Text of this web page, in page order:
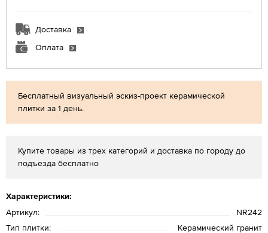
Бесплатный визуальный эскиз-проект керамической
плитки за 1 день.
Купите товары из трех категорий и доставка по городу до
подъезда бесплатно
Характеристики:
Артикул:
NR242
Тип плитки:
Керамический гранит
Доставка
Оплата